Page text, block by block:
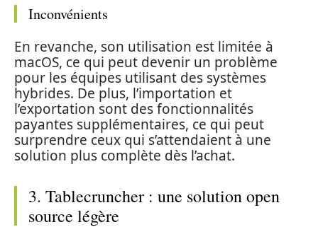
Inconvénients
En revanche, son utilisation est limitée à
macOS, ce qui peut devenir un problème
pour les équipes utilisant des systèmes
hybrides. De plus, l’importation et
l’exportation sont des fonctionnalités
payantes supplémentaires, ce qui peut
surprendre ceux qui s’attendaient à une
solution plus complète dès l’achat.
3. Tablecruncher : une solution open
source légère